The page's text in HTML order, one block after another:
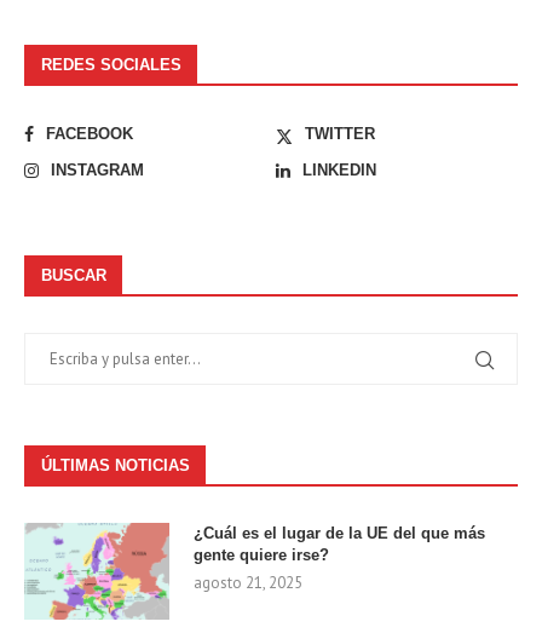
REDES SOCIALES
FACEBOOK
TWITTER
INSTAGRAM
LINKEDIN
BUSCAR
ÚLTIMAS NOTICIAS
¿Cuál es el lugar de la UE del que más
gente quiere irse?
agosto 21, 2025